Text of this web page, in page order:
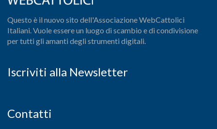
Questo è il nuovo sito dell'Associazione WebCattolici
Italiani. Vuole essere un luogo di scambio e di condivisione
per tutti gli amanti degli strumenti digitali.
Iscriviti alla Newsletter
Contatti